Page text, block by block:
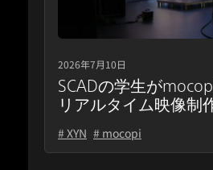
2026年7月10日
SCADの学生が
リアルタイム映像制
# XYN # mocopi